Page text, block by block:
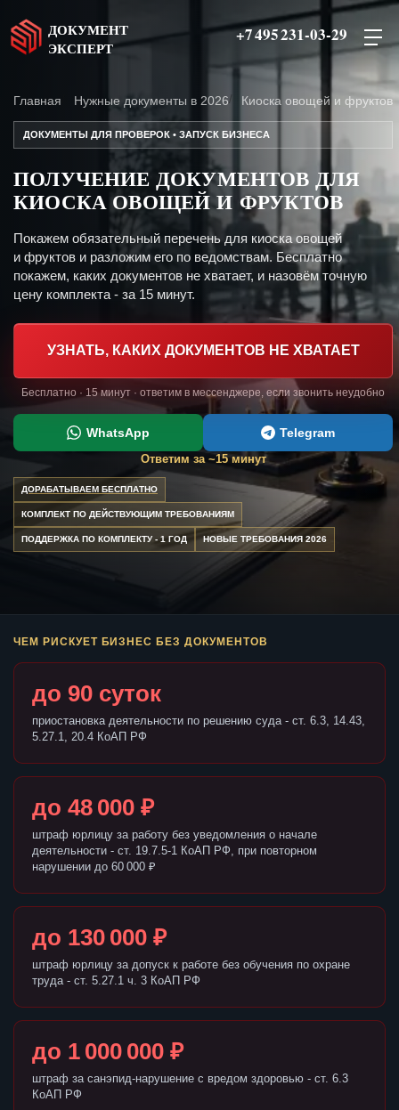
ДОКУМЕНТ
ЭКСПЕРТ
+7 495 231-03-29
Главная Нужные документы в 2026 Киоска овощей и фруктов
ДОКУМЕНТЫ ДЛЯ ПРОВЕРОК • ЗАПУСК БИЗНЕСА
ПОЛУЧЕНИЕ ДОКУМЕНТОВ ДЛЯ
КИОСКА ОВОЩЕЙ И ФРУКТОВ
Покажем обязательный перечень для киоска овощей
и фруктов и разложим его по ведомствам. Бесплатно
покажем, каких документов не хватает, и назовём точную
цену комплекта - за 15 минут.
УЗНАТЬ, КАКИХ ДОКУМЕНТОВ НЕ ХВАТАЕТ
Бесплатно · 15 минут · ответим в мессенджере, если звонить неудобно
WhatsApp Telegram
Ответим за ~15 минут
ДОРАБАТЫВАЕМ БЕСПЛАТНО
КОМПЛЕКТ ПО ДЕЙСТВУЮЩИМ ТРЕБОВАНИЯМ
ПОДДЕРЖКА ПО КОМПЛЕКТУ - 1 ГОД НОВЫЕ ТРЕБОВАНИЯ 2026
ЧЕМ РИСКУЕТ БИЗНЕС БЕЗ ДОКУМЕНТОВ
до 90 суток
приостановка деятельности по решению суда - ст. 6.3, 14.43,
5.27.1, 20.4 КоАП РФ
до 48 000 ₽
штраф юрлицу за работу без уведомления о начале
деятельности - ст. 19.7.5-1 КоАП РФ, при повторном
нарушении до 60 000 ₽
до 130 000 ₽
штраф юрлицу за допуск к работе без обучения по охране
труда - ст. 5.27.1 ч. 3 КоАП РФ
до 1 000 000 ₽
штраф за санэпид-нарушение с вредом здоровью - ст. 6.3
КоАП РФ